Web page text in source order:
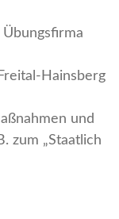
Hainsberg
und
zum „Staatlich